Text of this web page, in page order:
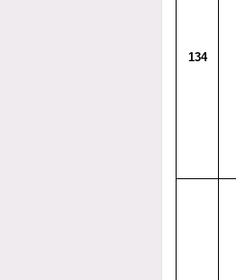
134